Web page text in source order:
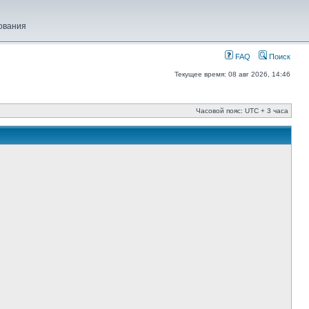
FAQ Поиск
Текущее время: 08 авг 2026, 14:46
Часовой пояс: UTC + 3 часа